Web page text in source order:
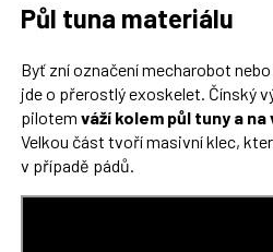
Půl tuna materiálu
Byť zní označení mecharobot
jde o přerostlý exoskelet. Čínský
pilotem váží kolem půl tuny a
Velkou část tvoří masivní klec,
v případě pádů.